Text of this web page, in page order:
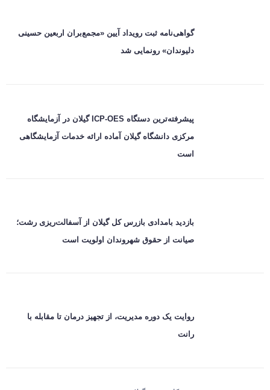
گواهی‌نامه ثبت رویداد آیین «مجمع‌بران اربعین حسینی
دلیوندان» رونمایی شد
پیشرفته‌ترین دستگاه ICP-OES گیلان در آزمایشگاه
مرکزی دانشگاه گیلان آماده ارائه خدمات آزمایشگاهی
است
بازدید بامدادی بازرس کل گیلان از آسفالت‌ریزی رشت؛
صیانت از حقوق شهروندان اولویت است
روایت یک دوره مدیریت، از تجهیز درمان تا مقابله با
رانت